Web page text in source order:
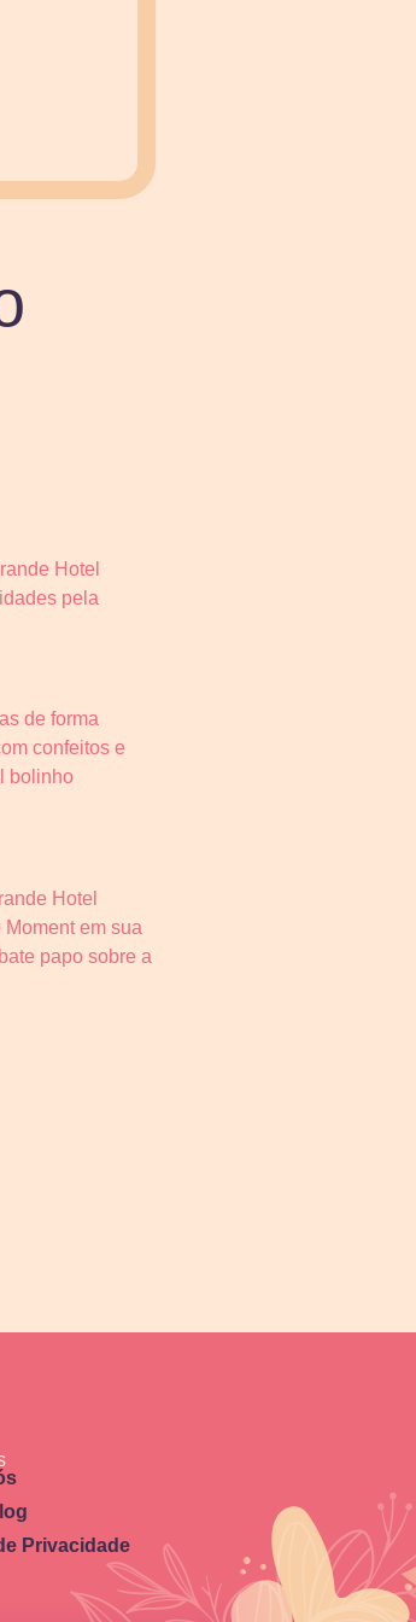
Hotel
pela
de forma
confeitos e
bolinho
Hotel
em sua
papo sobre a
Privacidade